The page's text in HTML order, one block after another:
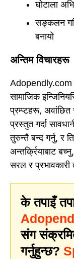
घोटाला
सङ्कलन
बनायो
अन्तिम विचारहरू
Adopendly.com
सामाजिक
प्रम्प्टहरू,
प्रस्तुत गर्दा
तुरुन्तै बन्द गर्नु, र
अन्तर्क्रियाबाट
सरल र प्रभावकारी
के तपाइँ
संग
गर्नुहुन्छ?